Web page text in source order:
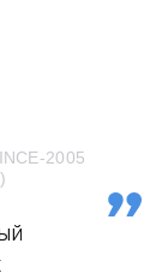
2005